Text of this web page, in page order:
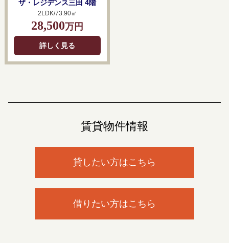
ザ・レジデンス三田 4階
2LDK/73.90㎡
28,500万円
詳しく見る
賃貸物件情報
貸したい方はこちら
借りたい方はこちら